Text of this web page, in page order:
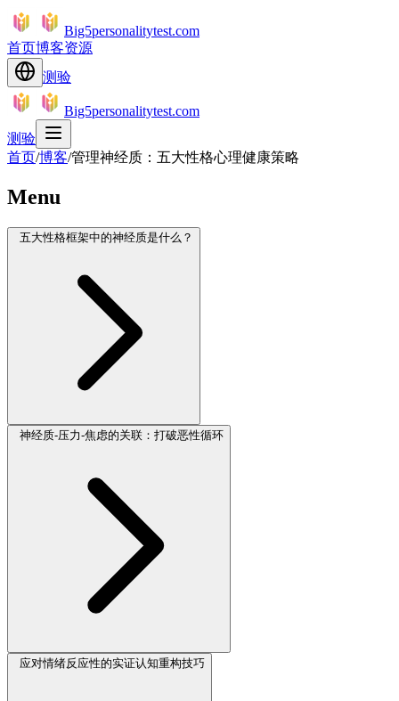
Big5personalitytest.com
首页博客资源
测验
Big5personalitytest.com
测验
首页/博客/管理神经质：五大性格心理健康策略
Menu
五大性格框架中的神经质是什么？
神经质-压力-焦虑的关联：打破恶性循环
应对情绪反应性的实证认知重构技巧